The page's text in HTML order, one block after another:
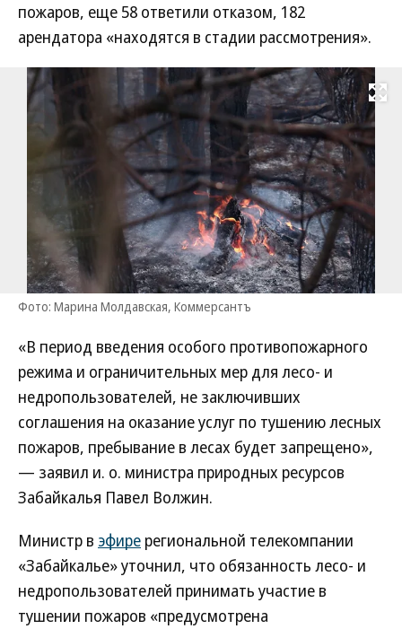
пожаров, еще 58 ответили отказом, 182
арендатора «находятся в стадии рассмотрения».
Развернуть
Фото: Марина Молдавская, Коммерсантъ
«В период введения особого противопожарного
режима и ограничительных мер для лесо- и
недропользователей, не заключивших
соглашения на оказание услуг по тушению лесных
пожаров, пребывание в лесах будет запрещено»,
— заявил и. о. министра природных ресурсов
Забайкалья Павел Волжин.
Министр в эфире региональной телекомпании
«Забайкалье» уточнил, что обязанность лесо- и
недропользователей принимать участие в
тушении пожаров «предусмотрена